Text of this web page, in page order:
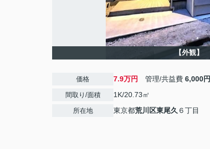
【外観】
価格 7.9万円 管理/共益費 6,000円
間取り/面積 1K/20.73㎡
所在地 東京都荒川区東尾久 ６丁目